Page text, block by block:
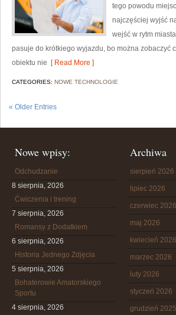
tego powodu
najczęściej wyjść
wejść w rytm
pasuje do krótkiego wyjazdu, bo można zobaczyć
obiektu nie [ Read More ]
CATEGORIES: NOWE TECHNOLOGIE
« Older Entries
Nowe wpisy:
Odchudzanie
8 sierpnia, 2026
Ćwiczenia i trening
7 sierpnia, 2026
Romansy z Dodatkiem
6 sierpnia, 2026
Historia Jednego Zdjęcia
5 sierpnia, 2026
Bohaterowie Amatorskiego
Sportu
4 sierpnia, 2026
Archiwa
sierpień 2026
lipiec 2026
czerwiec 2026
maj 2026
kwiecień 2026
marzec 2026
luty 2026
styczeń 2026
grudzień 2025